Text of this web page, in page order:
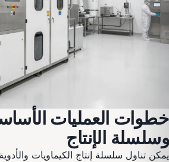
خطوات العمليات
وسلسلة الإنتاج
يمكن تناول سلسلة إنتاج الكيماويات